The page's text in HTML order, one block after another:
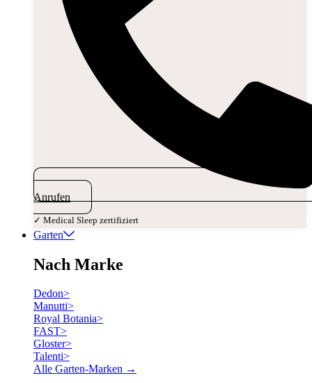
Anrufen
✓ Medical Sleep zertifiziert
Garten
Nach Marke
Dedon>
Manutti>
Royal Botania>
FAST>
Gloster>
Talenti>
Alle Garten-Marken →